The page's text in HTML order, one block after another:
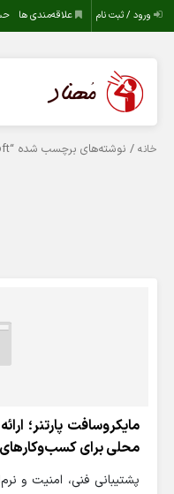
ورود / ثبت نام علاقه‌مندی ها
خانه / نوشته‌های برچسب شده “Microsoft”
مایکروسافت پارتنر؛
محلی برای کسب‌وکارهای
پشتیبانی فنی، امنیت و